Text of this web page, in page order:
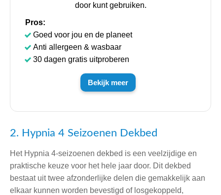
door kunt gebruiken.
Pros:
Goed voor jou en de planeet
Anti allergeen & wasbaar
30 dagen gratis uitproberen
Bekijk meer
2. Hypnia 4 Seizoenen Dekbed
Het Hypnia 4-seizoenen dekbed is een veelzijdige en
praktische keuze voor het hele jaar door. Dit dekbed
bestaat uit twee afzonderlijke delen die gemakkelijk aan
elkaar kunnen worden bevestigd of losgekoppeld,